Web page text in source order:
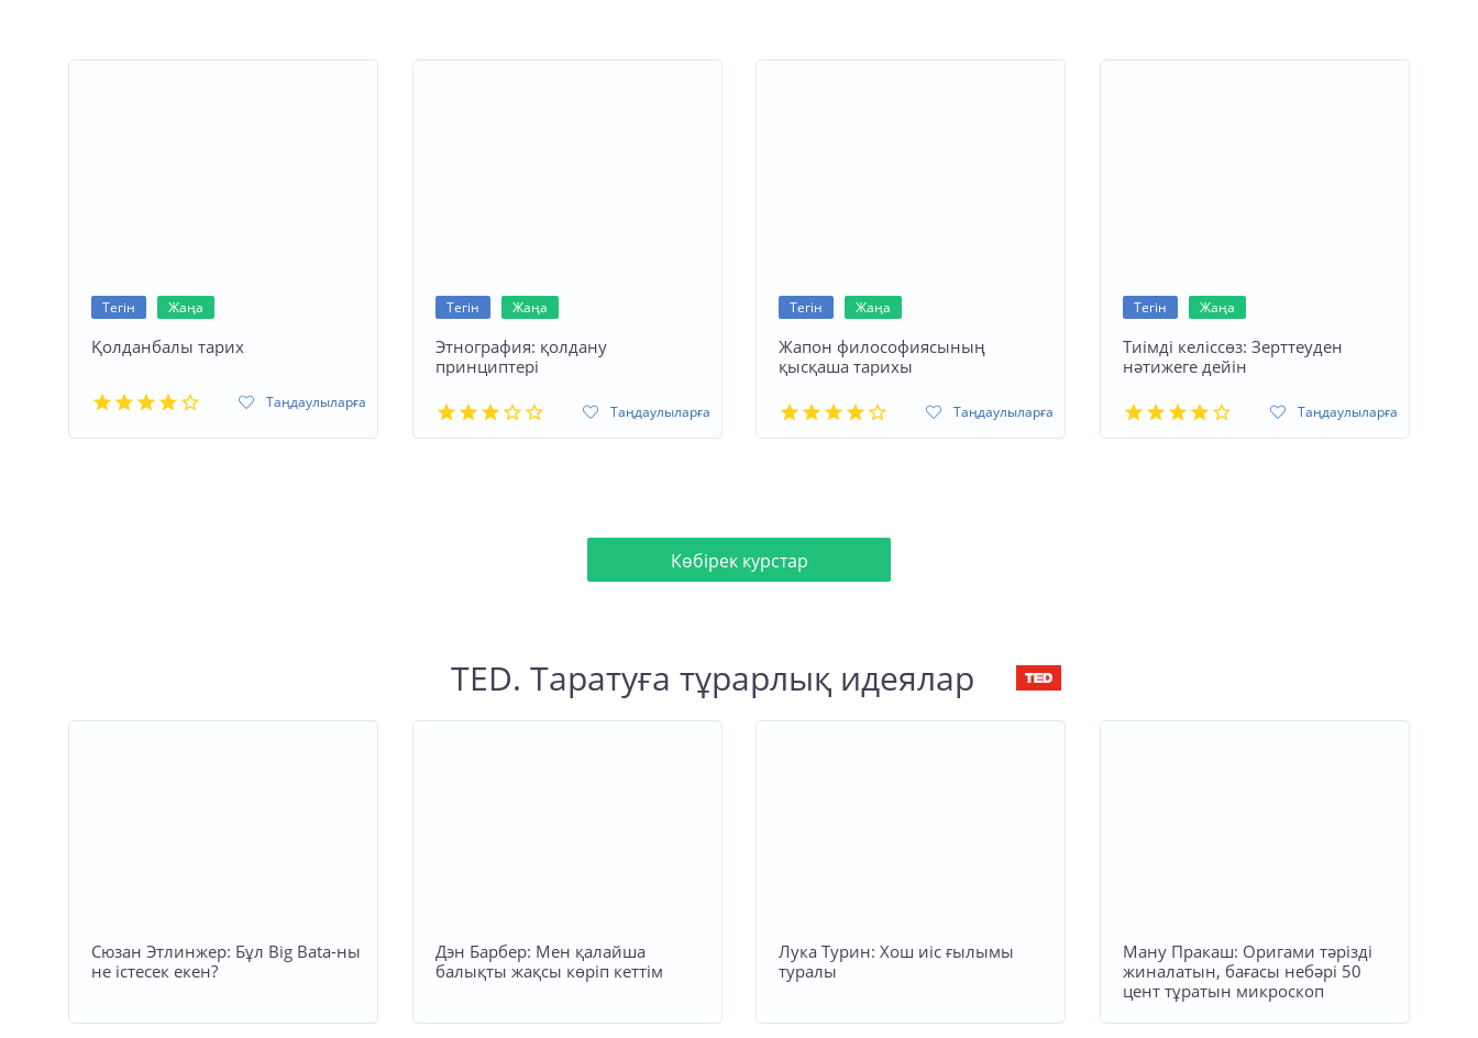
Тегін Жаңа
Қолданбалы тарих
Таңдаулыларға
Тегін Жаңа
Этнография: қолдану
принциптері
Таңдаулыларға
Тегін Жаңа
Жапон философиясының
қысқаша тарихы
Таңдаулыларға
Тегін Жаңа
Тиімді келіссөз: Зерттеуден
нәтижеге дейін
Таңдаулыларға
Көбірек курстар
TED. Таратуға тұрарлық идеялар
Сюзан Этлинжер: Бұл Big Вata-ны
не істесек екен?
Дэн Барбер: Мен қалайша
балықты жақсы көріп кеттім
Лука Турин: Хош иіс ғылымы
туралы
Ману Пракаш: Оригами тәрізді
жиналатын, бағасы небәрі 50
цент тұратын микроскоп